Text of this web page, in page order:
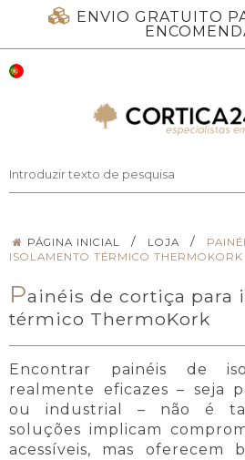
ENVIO GRATUITO
PÁGINA INICIAL / LOJA /
ISOLAMENTO TÉRMICO THERMOKORK
Painéis de cortiça para
térmico ThermoKork
Encontrar painéis de
realmente eficazes – seja
ou industrial – não é
soluções implicam
acessíveis, mas oferecem